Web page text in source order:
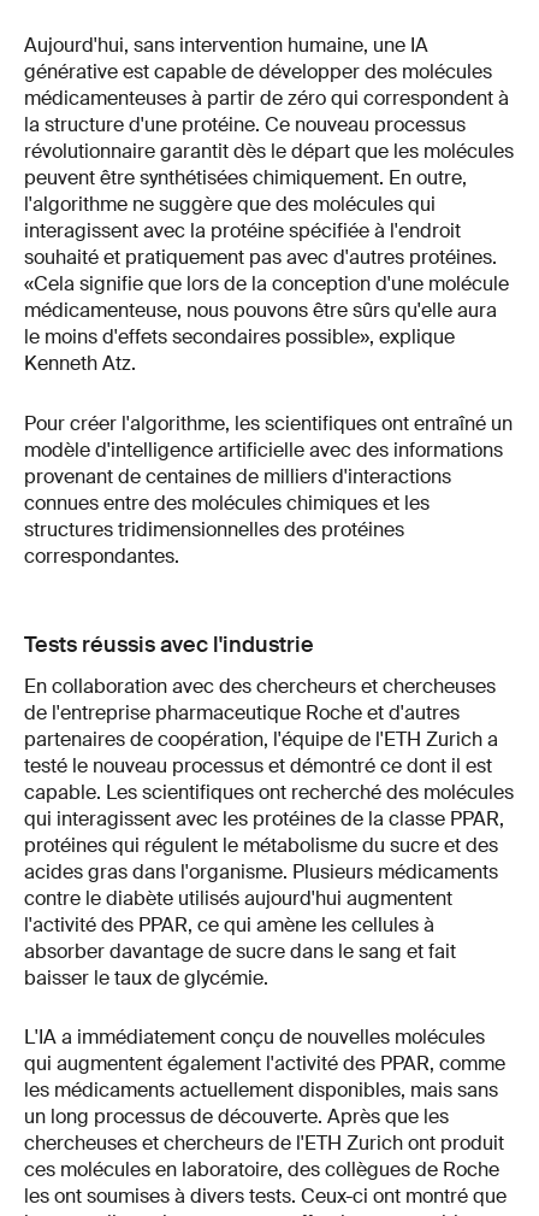
Aujourd'hui, sans intervention humaine, une IA
générative est capable de développer des molécules
médicamenteuses à partir de zéro qui correspondent à
la structure d'une protéine. Ce nouveau processus
révolutionnaire garantit dès le départ que les molécules
peuvent être synthétisées chimiquement. En outre,
l'algorithme ne suggère que des molécules qui
interagissent avec la protéine spécifiée à l'endroit
souhaité et pratiquement pas avec d'autres protéines.
«Cela signifie que lors de la conception d'une molécule
médicamenteuse, nous pouvons être sûrs qu'elle aura
le moins d'effets secondaires possible», explique
Kenneth Atz.
Pour créer l'algorithme, les scientifiques ont entraîné un
modèle d'intelligence artificielle avec des informations
provenant de centaines de milliers d'interactions
connues entre des molécules chimiques et les
structures tridimensionnelles des protéines
correspondantes.
Tests réussis avec l'industrie
En collaboration avec des chercheurs et chercheuses
de l'entreprise pharmaceutique Roche et d'autres
partenaires de coopération, l'équipe de l'ETH Zurich a
testé le nouveau processus et démontré ce dont il est
capable. Les scientifiques ont recherché des molécules
qui interagissent avec les protéines de la classe PPAR,
protéines qui régulent le métabolisme du sucre et des
acides gras dans l'organisme. Plusieurs médicaments
contre le diabète utilisés aujourd'hui augmentent
l'activité des PPAR, ce qui amène les cellules à
absorber davantage de sucre dans le sang et fait
baisser le taux de glycémie.
L'IA a immédiatement conçu de nouvelles molécules
qui augmentent également l'activité des PPAR, comme
les médicaments actuellement disponibles, mais sans
un long processus de découverte. Après que les
chercheuses et chercheurs de l'ETH Zurich ont produit
ces molécules en laboratoire, des collègues de Roche
les ont soumises à divers tests. Ceux-ci ont montré que